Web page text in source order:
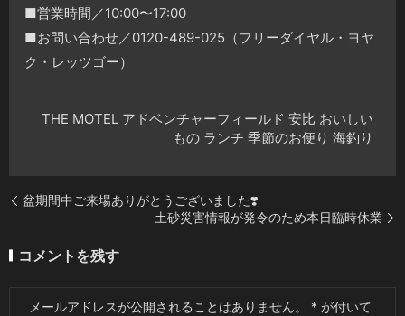
■営業時間／10:00〜17:00
■お問い合わせ／0120-489-025（フリーダイヤル・ヨヤ
ク・レッツゴー）
THE MOTEL アドベンチャーフィールド 安比 おいしい
もの ランチ 季節のお便り 海釣り
盆期間中ご来場ありがとうございました❣️
土砂災害情報が発令のため本日臨時休業
コメントを残す
メールアドレスが公開されることはありません。 * が付いて